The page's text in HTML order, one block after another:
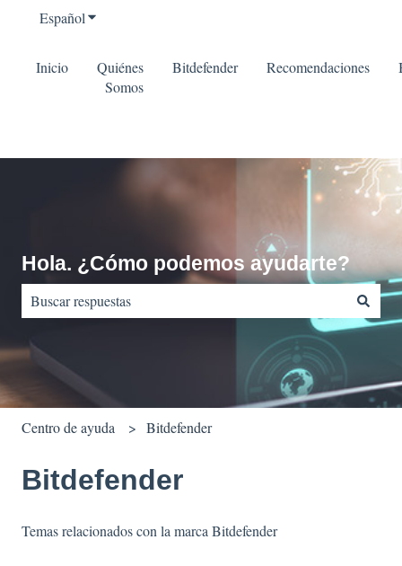
EspañolTraducciones de Mostrar submenú de
Inicio
Quiénes
Somos
Bitdefender Recomendaciones
Hola. ¿Cómo podemos ayudarte?
No hay sugerencias porque el campo de búsqueda está vacío.
Centro de ayuda Bitdefender
Bitdefender
Temas relacionados con la marca Bitdefender